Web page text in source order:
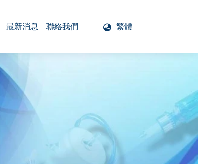
繁體
最新消息 聯絡我們